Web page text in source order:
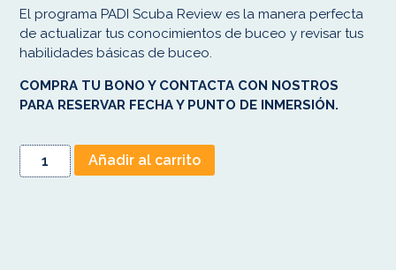
El programa PADI Scuba Review es la manera perfecta
de actualizar tus conocimientos de buceo y revisar tus
habilidades básicas de buceo.
COMPRA TU BONO Y CONTACTA CON NOSTROS
PARA RESERVAR FECHA Y PUNTO DE INMERSIÓN.
Añadir al carrito